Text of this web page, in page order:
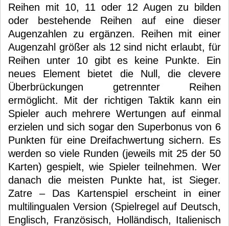
Reihen mit 10, 11 oder 12 Augen zu bilden
oder bestehende Reihen auf eine dieser
Augenzahlen zu ergänzen. Reihen mit einer
Augenzahl größer als 12 sind nicht erlaubt, für
Reihen unter 10 gibt es keine Punkte. Ein
neues Element bietet die Null, die clevere
Überbrückungen getrennter Reihen
ermöglicht. Mit der richtigen Taktik kann ein
Spieler auch mehrere Wertungen auf einmal
erzielen und sich sogar den Superbonus von 6
Punkten für eine Dreifachwertung sichern. Es
werden so viele Runden (jeweils mit 25 der 50
Karten) gespielt, wie Spieler teilnehmen. Wer
danach die meisten Punkte hat, ist Sieger.
Zatre – Das Kartenspiel erscheint in einer
multilingualen Version (Spielregel auf Deutsch,
Englisch, Französisch, Holländisch, Italienisch